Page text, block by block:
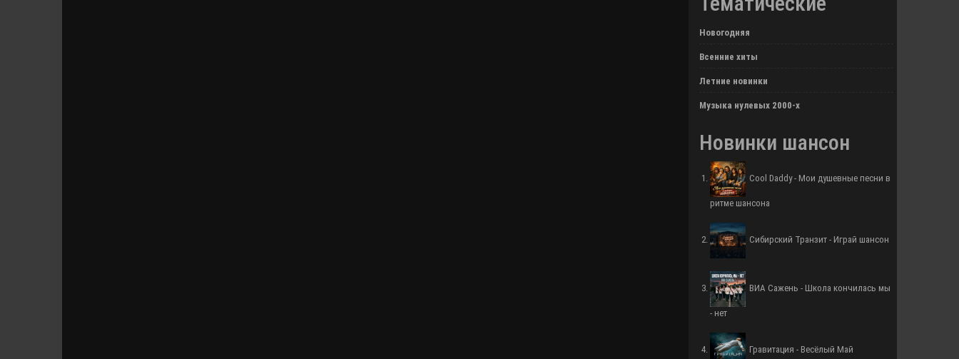
Новогодняя
Всенние хиты
Летние новинки
Музыка нулевых 2000-х
Новинки шансон
Cool Daddy - Мои душевные песни в
ритме шансона
Сибирский Транзит - Играй шансон
ВИА Сажень - Школа кончилась мы
- нет
Гравитация - Весёлый Май